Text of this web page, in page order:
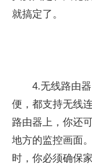
就搞定了。
4.无线路由
便，都支持无线
路由器上，你还
地方的监控画面
时，你必须确保